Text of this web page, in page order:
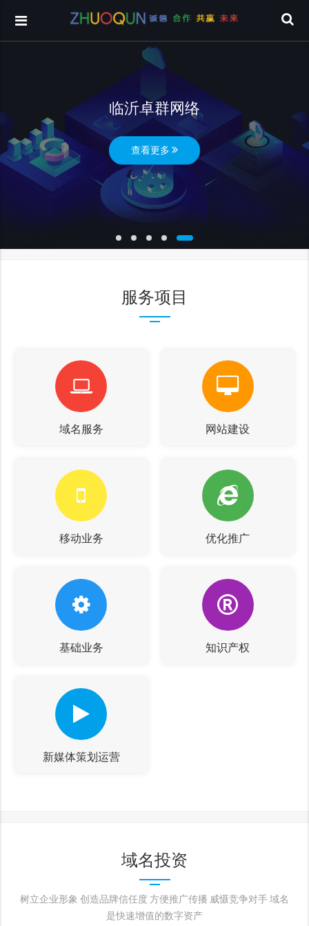
临沂卓群网络
查看更多
服务项目
域名服务 网站建设
移动业务 优化推广
基础业务 知识产权
新媒体策划运营
域名投资
树立企业形象 创造品牌信任度 方便推广传播 威慑竞争对手 域名
是快速增值的数字资产